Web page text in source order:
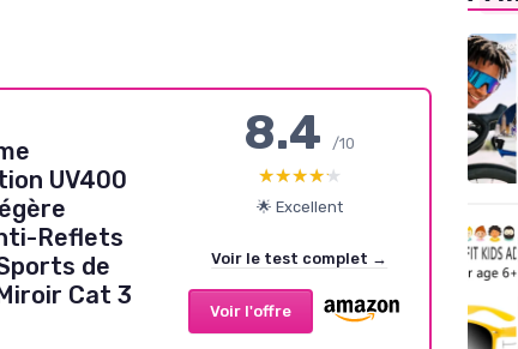
UV400
Reflets
de
Cat 3
8.4/10
★★★★★
★★★★★
🌟 Excellent
Voir le test complet →
Voir l'offre